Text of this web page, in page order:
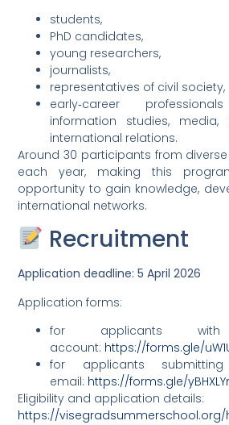
students,
PhD candidates,
young researchers,
journalists,
representatives of civil society,
early‑career
information studies,
international relations.
Around 30 participants from
each year, making this
opportunity to gain knowledge,
international networks.
Recruitment
Application deadline: 5 April 2026
Application forms:
for applicants
account: https://forms.gle/
for applicants
email: https://forms.gle/
Eligibility and application details:
https://